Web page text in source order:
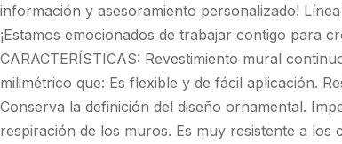
información y asesoramiento personalizado!
¡Estamos emocionados de trabajar contigo para
CARACTERÍSTICAS: Revestimiento mural
milimétrico que: Es flexible y de fácil aplicación.
Conserva la definición del diseño ornamental.
respiración de los muros. Es muy resistente a los